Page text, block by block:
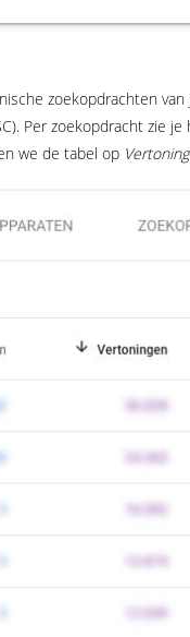
zoekopdrachten
Per zoekopdracht zie je
we de tabel op